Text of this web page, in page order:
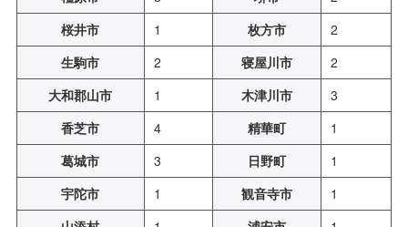
桜井市
1 枚方市
2
生駒市
2 寝屋川市
2
大和郡山市
1 木津川市
3
香芝市
4 精華町
1
葛城市
3 日野町
1
宇陀市
1 観音寺市
1